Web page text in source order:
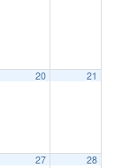
20 21
27 28